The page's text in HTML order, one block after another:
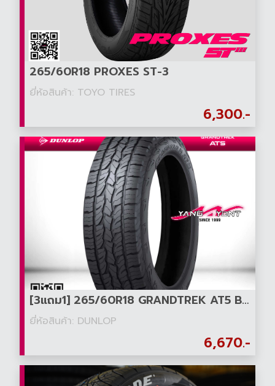
265/60R18 PROXES ST-3
ยี่ห้อสินค้า: TOYO TIRES
6,300.-
[3แถม1] 265/60R18 GRANDTREK AT5 BLT (อักษรดำ)
ยี่ห้อสินค้า: DUNLOP
6,670.-